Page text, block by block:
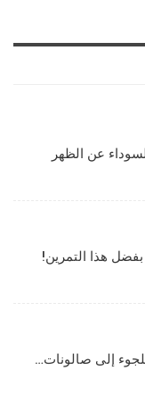
هذا التمرين!
إلى صالونات…